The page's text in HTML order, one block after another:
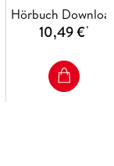
Hörbuch
10,49 €*